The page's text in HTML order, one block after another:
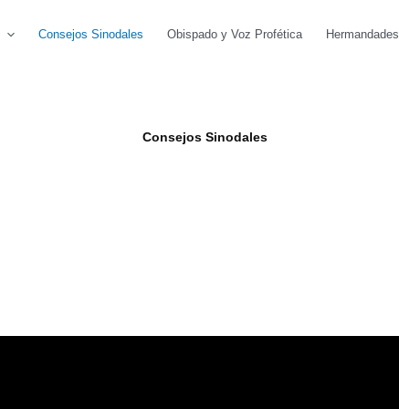
Consejos Sinodales Obispado y Voz Profética Hermandades
Consejos Sinodales